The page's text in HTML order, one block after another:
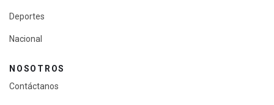
Deportes
Nacional
NOSOTROS
Contáctanos